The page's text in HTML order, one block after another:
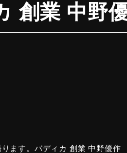
創業 中野
ます。バディカ 創業 中野優作